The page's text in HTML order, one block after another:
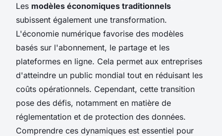
Les modèles économiques traditionnels
subissent également une transformation.
L'économie numérique favorise des modèles
basés sur l'abonnement, le partage et les
plateformes en ligne. Cela permet aux entreprises
d'atteindre un public mondial tout en réduisant les
coûts opérationnels. Cependant, cette transition
pose des défis, notamment en matière de
réglementation et de protection des données.
Comprendre ces dynamiques est essentiel pour